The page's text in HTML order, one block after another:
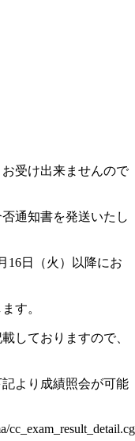
受け出来ませんので
通知書を発送いたし
16日（火）以降にお
す。
しておりますので、
より成績照会が可能